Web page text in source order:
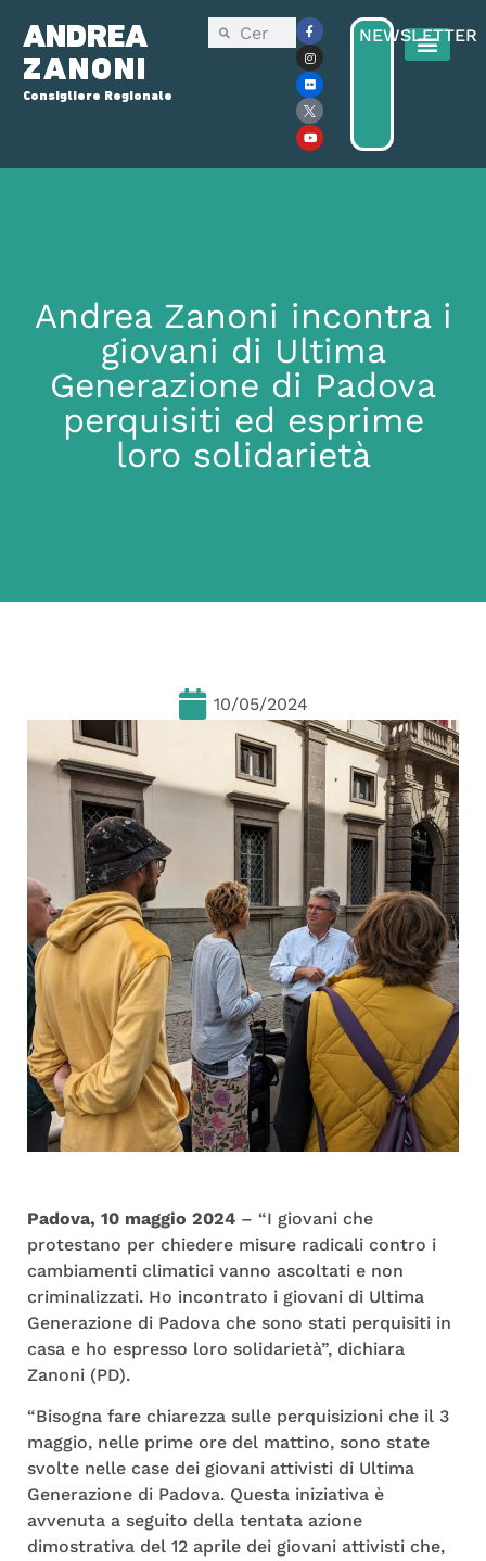
ANDREA
ZANONI
Consigliere Regionale
NEWSLETTER
Andrea Zanoni incontra i
giovani di Ultima
Generazione di Padova
perquisiti ed esprime
loro solidarietà
10/05/2024
Padova, 10 maggio 2024 – “I giovani che
protestano per chiedere misure radicali contro i
cambiamenti climatici vanno ascoltati e non
criminalizzati. Ho incontrato i giovani di Ultima
Generazione di Padova che sono stati perquisiti in
casa e ho espresso loro solidarietà”, dichiara
Zanoni (PD).
“Bisogna fare chiarezza sulle perquisizioni che il 3
maggio, nelle prime ore del mattino, sono state
svolte nelle case dei giovani attivisti di Ultima
Generazione di Padova. Questa iniziativa è
avvenuta a seguito della tentata azione
dimostrativa del 12 aprile dei giovani attivisti che,